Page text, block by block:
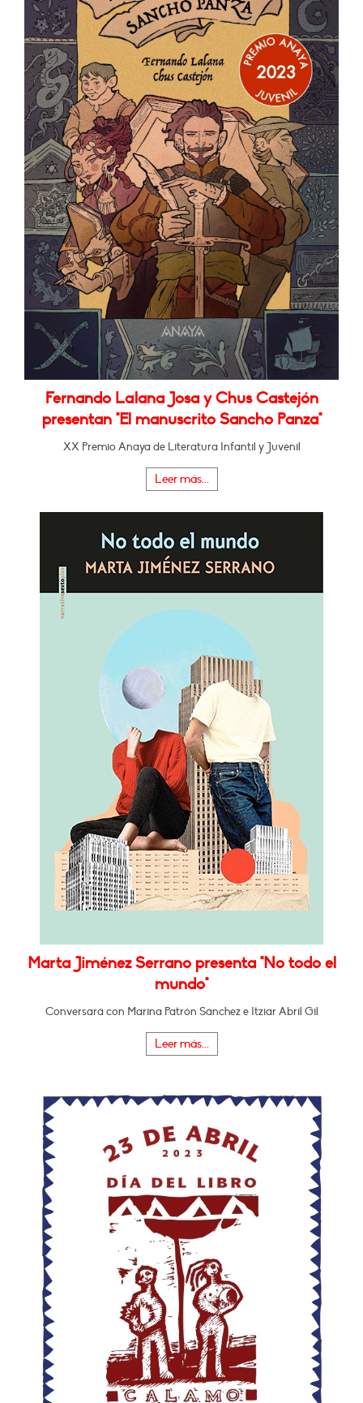
Fernando Lalana Josa y Chus Castejón
presentan "El manuscrito Sancho Panza"
XX Premio Anaya de Literatura Infantil y Juvenil
Leer más...
Marta Jiménez Serrano presenta "No todo el
mundo"
Conversará con Marina Patrón Sánchez e Itziar Abril Gil
Leer más...